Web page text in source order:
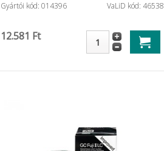
Gyártói kód: 014396 VaLiD kód: 46538
12.581 Ft